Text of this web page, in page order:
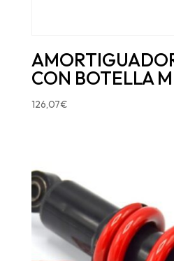
CON BOTELLA
126,07€